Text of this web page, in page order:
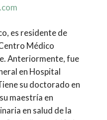
es residente de
Médico
Anteriormente, fue
en Hospital
su doctorado en
maestría en
en salud de la